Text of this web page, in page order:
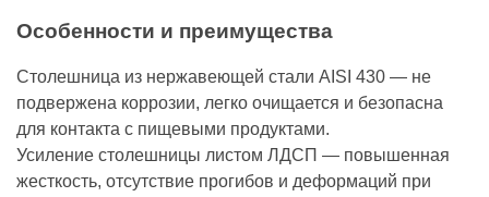
Особенности и преимущества
Столешница из нержавеющей стали AISI 430 — не
подвержена коррозии, легко очищается и безопасна
для контакта с пищевыми продуктами.
Усиление столешницы листом ЛДСП — повышенная
жесткость, отсутствие прогибов и деформаций при